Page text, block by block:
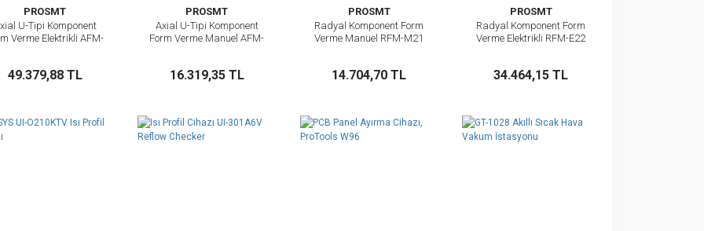
PROSMT
U-Tipi Komponent
Verme Elektrikli AFM-
49.379,88 TL
İncele
Sepete Ekle
PROSMT
Axial U-Tipi Komponent
Form Verme Manuel AFM-
16.319,35 TL
İncele
Sepete Ekle
PROSMT
Radyal Komponent Form
Verme Manuel RFM-M21
14.704,70 TL
İncele
Sepete Ekle
PROSMT
Radyal Komponent Form
Verme Elektrikli RFM-E22
34.464,15 TL
İncele
Sepete Ekle